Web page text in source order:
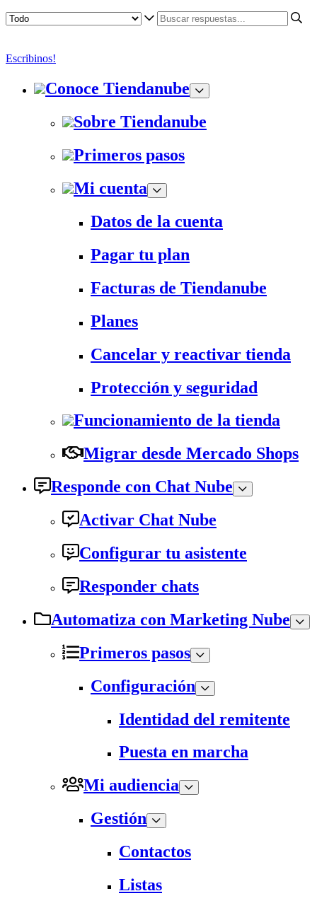
Escribinos!
Conoce Tiendanube
Sobre Tiendanube
Primeros pasos
Mi cuenta
Datos de la cuenta
Pagar tu plan
Facturas de Tiendanube
Planes
Cancelar y reactivar tienda
Protección y seguridad
Funcionamiento de la tienda
Migrar desde Mercado Shops
Responde con Chat Nube
Activar Chat Nube
Configurar tu asistente
Responder chats
Automatiza con Marketing Nube
Primeros pasos
Configuración
Identidad del remitente
Puesta en marcha
Mi audiencia
Gestión
Contactos
Listas